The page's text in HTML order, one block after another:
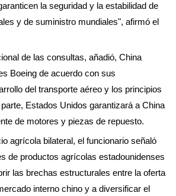
la seguridad y la estabilidad de
y de suministro mundiales", afirmó el
de las consultas, añadió, China
Boeing de acuerdo con sus
del transporte aéreo y los principios
Estados Unidos garantizará a China
de motores y piezas de repuesto.
agrícola bilateral, el funcionario señaló
de productos agrícolas estadounidenses
las brechas estructurales entre la oferta
interno chino y a diversificar el